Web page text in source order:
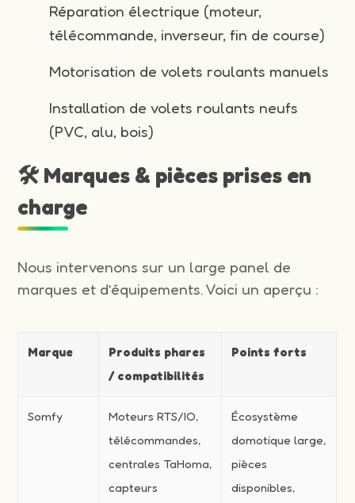
Réparation électrique (moteur,
télécommande, inverseur, fin de course)
Motorisation de volets roulants manuels
Installation de volets roulants neufs
(PVC, alu, bois)
🛠️ Marques & pièces prises en
charge
Nous intervenons sur un large panel de
marques et d’équipements. Voici un aperçu :
Marque
Produits phares
/ compatibilités
Points forts
Somfy
Moteurs RTS/IO,
télécommandes,
centrales TaHoma,
capteurs
Écosystème
domotique large,
pièces
disponibles,